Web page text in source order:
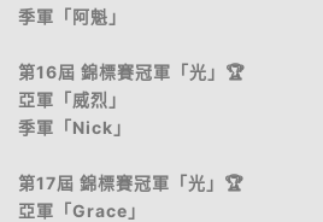
季軍「阿魁」
第16屆 錦標賽冠軍「光」🏆
亞軍「威烈」
季軍「Nick」
第17屆 錦標賽冠軍「光」🏆
亞軍「Grace」